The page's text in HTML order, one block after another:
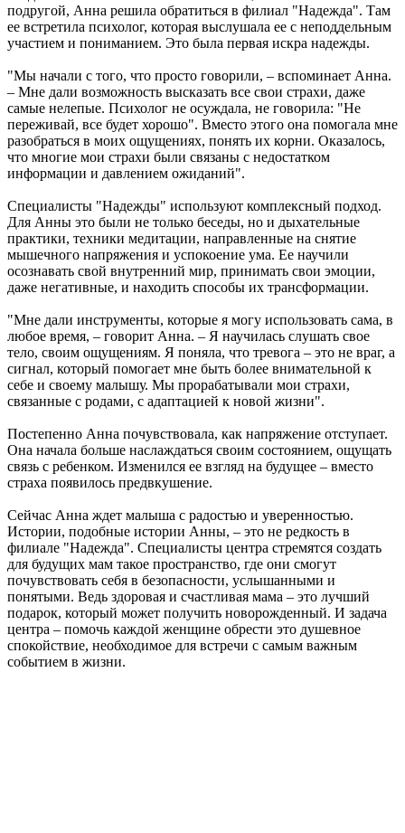
подругой, Анна решила обратиться в филиал "Надежда". Там
ее встретила психолог, которая выслушала ее с неподдельным
участием и пониманием. Это была первая искра надежды.
"Мы начали с того, что просто говорили, – вспоминает Анна.
– Мне дали возможность высказать все свои страхи, даже
самые нелепые. Психолог не осуждала, не говорила: "Не
переживай, все будет хорошо". Вместо этого она помогала мне
разобраться в моих ощущениях, понять их корни. Оказалось,
что многие мои страхи были связаны с недостатком
информации и давлением ожиданий".
Специалисты "Надежды" используют комплексный подход.
Для Анны это были не только беседы, но и дыхательные
практики, техники медитации, направленные на снятие
мышечного напряжения и успокоение ума. Ее научили
осознавать свой внутренний мир, принимать свои эмоции,
даже негативные, и находить способы их трансформации.
"Мне дали инструменты, которые я могу использовать сама, в
любое время, – говорит Анна. – Я научилась слушать свое
тело, своим ощущениям. Я поняла, что тревога – это не враг, а
сигнал, который помогает мне быть более внимательной к
себе и своему малышу. Мы прорабатывали мои страхи,
связанные с родами, с адаптацией к новой жизни".
Постепенно Анна почувствовала, как напряжение отступает.
Она начала больше наслаждаться своим состоянием, ощущать
связь с ребенком. Изменился ее взгляд на будущее – вместо
страха появилось предвкушение.
Сейчас Анна ждет малыша с радостью и уверенностью.
Истории, подобные истории Анны, – это не редкость в
филиале "Надежда". Специалисты центра стремятся создать
для будущих мам такое пространство, где они смогут
почувствовать себя в безопасности, услышанными и
понятыми. Ведь здоровая и счастливая мама – это лучший
подарок, который может получить новорожденный. И задача
центра – помочь каждой женщине обрести это душевное
спокойствие, необходимое для встречи с самым важным
событием в жизни.